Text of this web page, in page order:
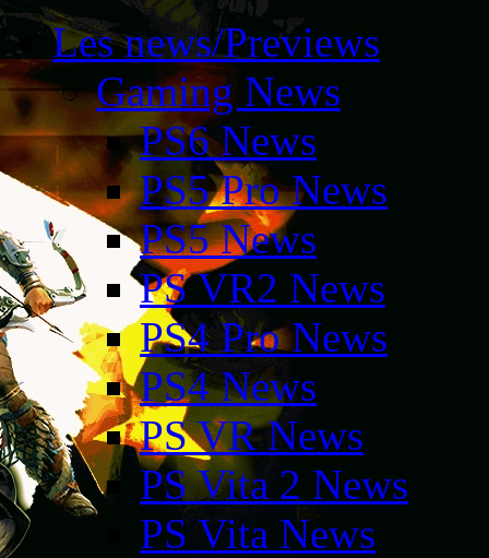
Les news/Previews
Gaming News
PS6 News
PS5 Pro News
PS5 News
PS VR2 News
PS4 Pro News
PS4 News
PS VR News
PS Vita 2 News
PS Vita News